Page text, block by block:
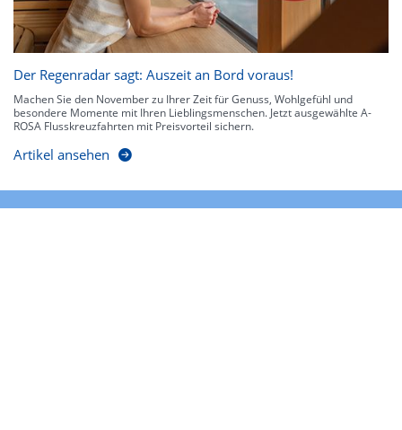
Der Regenradar sagt: Auszeit an Bord voraus!
Machen Sie den November zu Ihrer Zeit für Genuss, Wohlgefühl und
besondere Momente mit Ihren Lieblingsmenschen. Jetzt ausgewählte A-
ROSA Flusskreuzfahrten mit Preisvorteil sichern.
Artikel ansehen